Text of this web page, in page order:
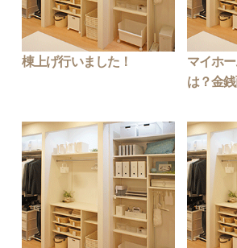
棟上げ行いました！
マイホ
は？金